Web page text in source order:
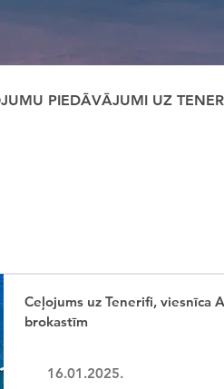
PIEDĀVĀJUMI UZ
Ceļojums uz Tenerifi, viesnīca
brokastīm
16.01.2025.